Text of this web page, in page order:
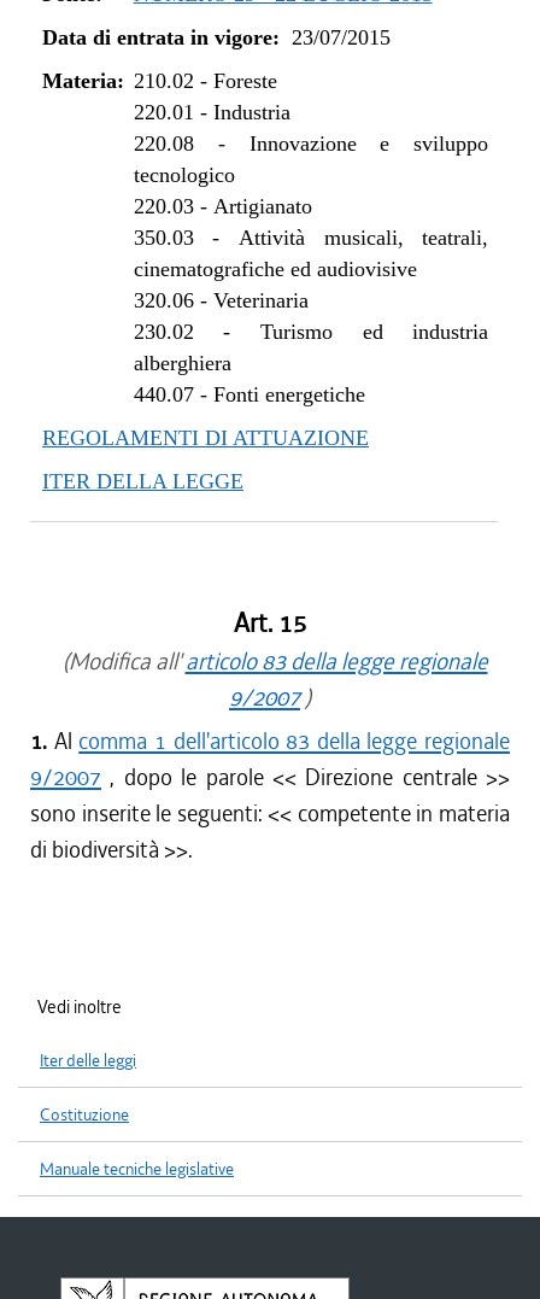
Data di entrata in vigore: 23/07/2015
Materia: 210.02 - Foreste
220.01 - Industria
220.08- Innovazione e sviluppo
tecnologico
220.03- Artigianato
350.03-Attività musicali, teatrali,
cinematografiche ed audiovisive
320.06- Veterinaria
230.02 -Turismo ed industria
alberghiera
440.07- Fonti energetiche
REGOLAMENTI DI ATTUAZIONE
ITER DELLA LEGGE
Art. 15
(Modifica all'articolo 83 della legge regionale
9/2007)
1. Al comma 1 dell'articolo 83 della legge regionale
9/2007 , dopo le parole << Direzione centrale>>
sono inserite le seguenti: << competente in materia
di biodiversità >>.
Vedi inoltre
Iter delle leggi
Costituzione
Manuale tecniche legislative